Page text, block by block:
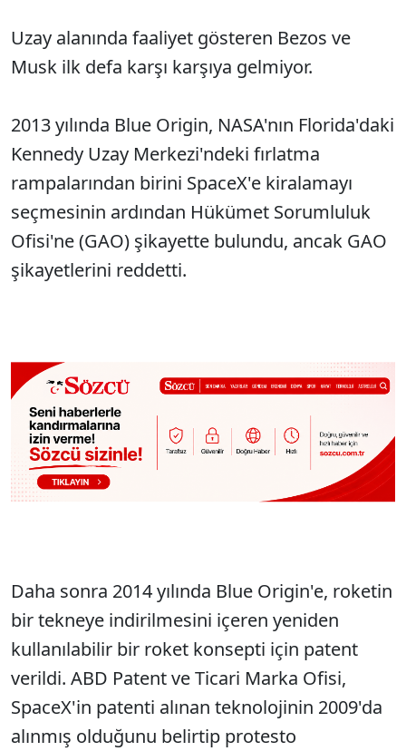
Uzay alanında faaliyet gösteren Bezos ve
Musk ilk defa karşı karşıya gelmiyor.
2013 yılında Blue Origin, NASA'nın Florida'daki
Kennedy Uzay Merkezi'ndeki fırlatma
rampalarından birini SpaceX'e kiralamayı
seçmesinin ardından Hükümet Sorumluluk
Ofisi'ne (GAO) şikayette bulundu, ancak GAO
şikayetlerini reddetti.
Daha sonra 2014 yılında Blue Origin'e, roketin
bir tekneye indirilmesini içeren yeniden
kullanılabilir bir roket konsepti için patent
verildi. ABD Patent ve Ticari Marka Ofisi,
SpaceX'in patenti alınan teknolojinin 2009'da
alınmış olduğunu belirtip protesto